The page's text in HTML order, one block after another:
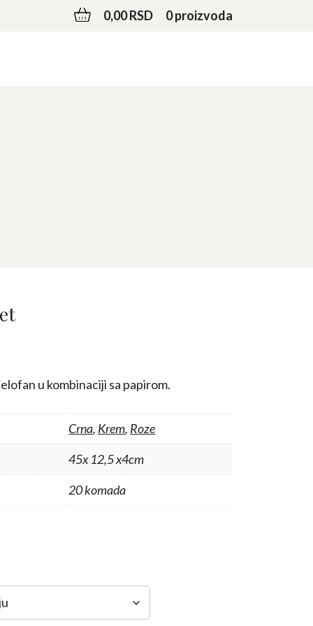
0,00 RSD 0 proizvoda
u kombinaciji sa papirom.
Crna, Krem, Roze
45x 12,5 x4cm
20 komada